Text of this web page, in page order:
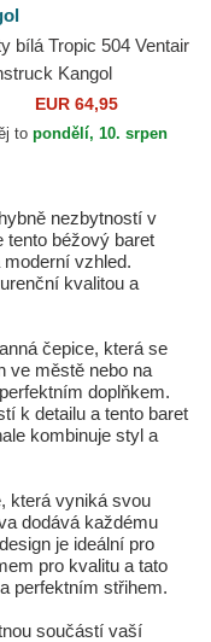
bílá Tropic 504 Ventair
Kangol
EUR 64,95
to pondělí, 10. srpen
nezbytností v
tento béžový baret
vzhled.
kvalitou a
čepice, která se
ve městě nebo na
doplňkem.
k detailu a tento baret
kombinuje styl a
která vyniká svou
dodává každému
je ideální pro
pro kvalitu a tato
perfektním střihem.
součástí vaší